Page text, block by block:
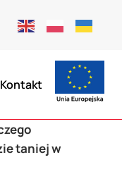
Kontakt
taniej w